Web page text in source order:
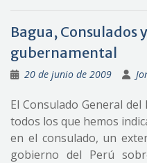
Bagua, Consulados
gubernamental
20 de junio de 2009
El Consulado General
todos los que hemos
en el consulado, un
gobierno del Perú